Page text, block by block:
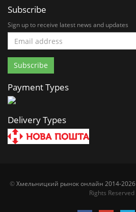
Subscribe
Sign up to receive latest news and updates
Payment Types
Delivery Types
©Хмельницкий рынок онлайн 2014-2026
Rights Reserved